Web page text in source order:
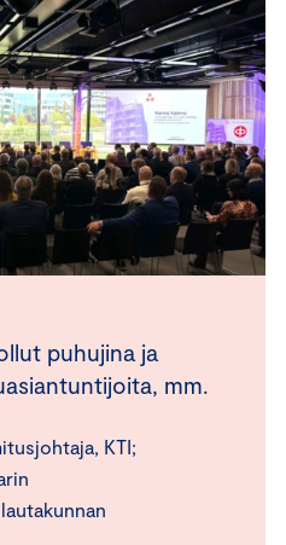
puhujina ja
mm.
KTI;